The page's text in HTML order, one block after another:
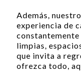
Además,
experiencia de
limpias,
que invita a
ofrezca todo,